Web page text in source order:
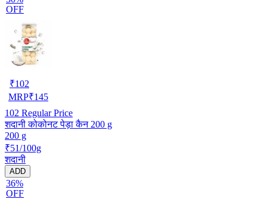
OFF
₹102
MRP₹145
102 Regular Price
शदानी कोकोनट पेड़ा कैन 200 g
200 g
₹51/100g
शदानी
ADD
36%
OFF